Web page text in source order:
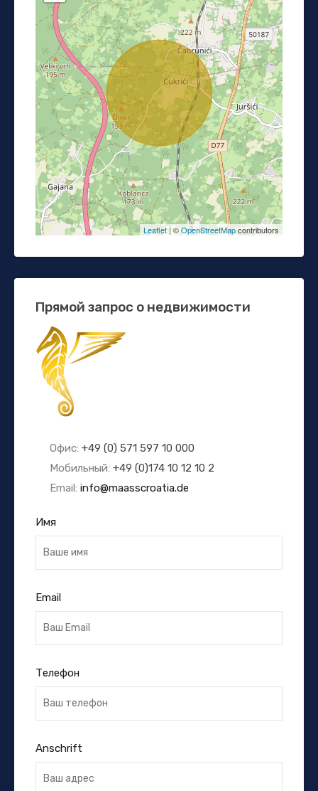
Leaflet | ©OpenStreetMapcontributors
Прямой запрос о недвижимости
Офис: +49 (0) 571 597 10 000
Мобильный: +49 (0)174 10 12 10 2
Email: info@maasscroatia.de
Имя
Email
Телефон
Anschrift